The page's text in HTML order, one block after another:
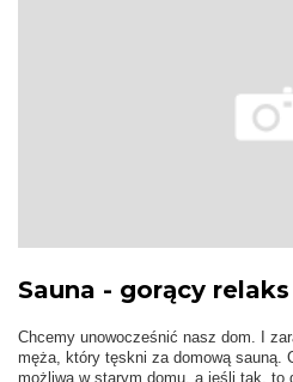
Sauna - gorący relaks
Chcemy unowocześnić nasz dom. I
męża, który tęskni za domową sauną.
możliwa w starym domu, a jeśli tak, to